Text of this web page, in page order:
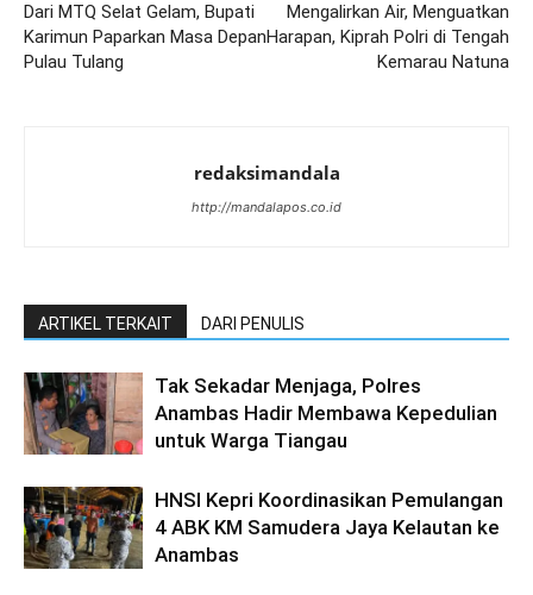
Dari MTQ Selat Gelam, Bupati
Karimun Paparkan Masa Depan
Pulau Tulang
Mengalirkan Air, Menguatkan
Harapan, Kiprah Polri di Tengah
Kemarau Natuna
redaksimandala
http://mandalapos.co.id
ARTIKEL TERKAIT DARI PENULIS
Tak Sekadar Menjaga, Polres
Anambas Hadir Membawa Kepedulian
untuk Warga Tiangau
HNSI Kepri Koordinasikan Pemulangan
4 ABK KM Samudera Jaya Kelautan ke
Anambas